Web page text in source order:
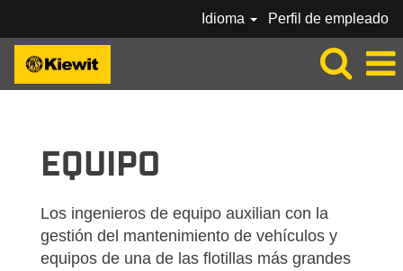
Idioma Perfil de empleado
EQUIPO
Los ingenieros de equipo auxilian con la
gestión del mantenimiento de vehículos y
equipos de una de las flotillas más grandes